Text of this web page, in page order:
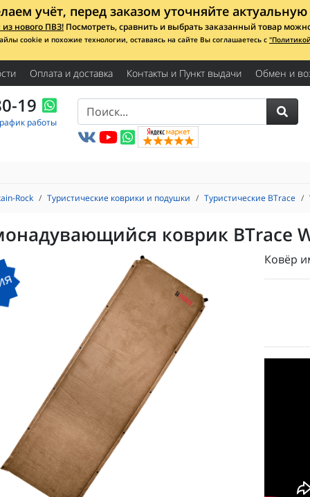
учёт, перед заказом уточняйте
нового ПВЗ! Посмотреть, сравнить и выбрать заказанный товар
cookie и похожие технологии, оставаясь на сайте Вы соглашаетесь с
Оплата и доставка Контакты и Пункт выдачи Обмен и
19
работы
Rock Туристические коврики и подушки Туристические BTrace
коврик BTrace
Ковёр